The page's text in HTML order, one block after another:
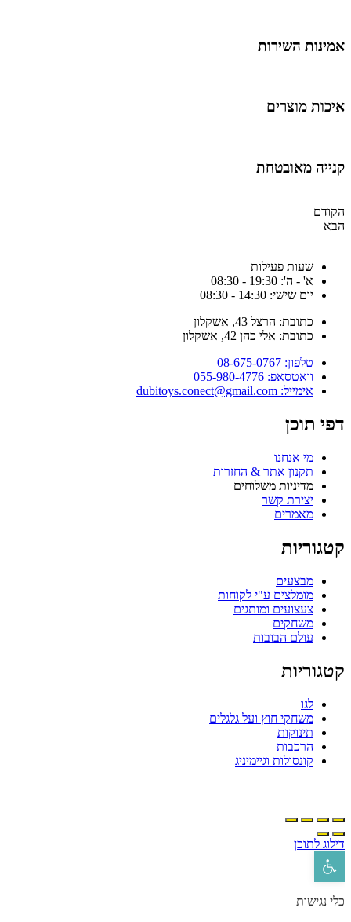
אמינות השירות
איכות מוצרים
קנייה מאובטחת
הקודם
הבא
שעות פעילות
א' - ה': 19:30 - 08:30
יום שישי: 14:30 - 08:30
כתובת: הרצל 43, אשקלון
כתובת: אלי כהן 42, אשקלון
טלפון: 08-675-0767
וואטסאפ: 055-980-4776
אימייל: dubitoys.conect@gmail.com
דפי תוכן
מי אנחנו
תקנון אתר & החזרות
מדיניות משלוחים
יצירת קשר
מאמרים
קטגוריות
מבצעים
מומלצים ע"י לקוחות
צעצועים ומותגים
משחקים
עולם הבובות
קטגוריות
לגו
משחקי חוץ ועל גלגלים
תינוקות
הרכבות
קונסולות וגיימיניג
דילוג לתוכן
פתח סרגל נגישות
כלי נגישות